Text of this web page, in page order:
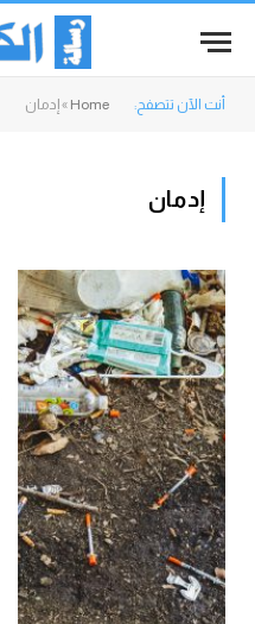
أنت الآن تتصفح: Home
» إدمان
إدمان